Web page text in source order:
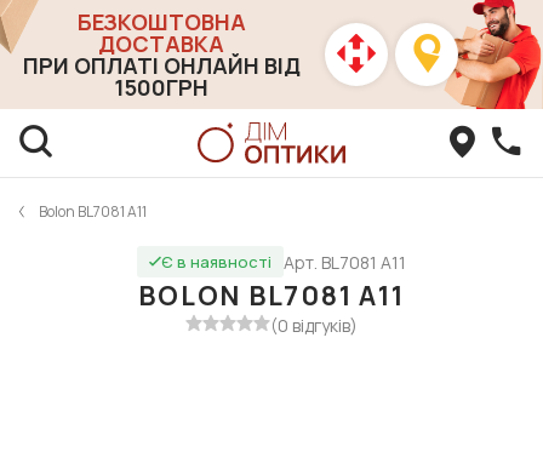
БЕЗКОШТОВНА
ДОСТАВКА
ПРИ ОПЛАТІ ОНЛАЙН ВІД
1500ГРН
Bolon BL7081 A11
Є в наявності Арт. BL7081 A11
BOLON BL7081 A11
(0 відгуків)